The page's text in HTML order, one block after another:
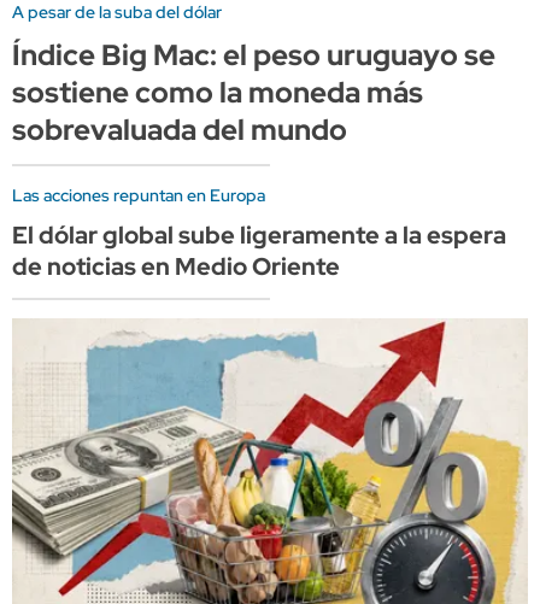
A pesar de la suba del dólar
Índice Big Mac: el peso uruguayo se
sostiene como la moneda más
sobrevaluada del mundo
Las acciones repuntan en Europa
El dólar global sube ligeramente a la espera
de noticias en Medio Oriente